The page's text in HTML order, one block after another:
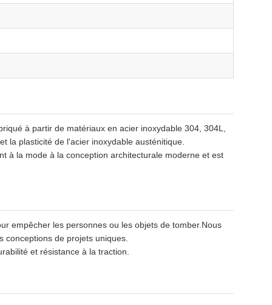
à partir de matériaux en acier inoxydable 304, 304L,
la plasticité de l'acier inoxydable austénitique.
à la mode à la conception architecturale moderne et est
empêcher les personnes ou les objets de tomber.Nous
de projets uniques.
et résistance à la traction.